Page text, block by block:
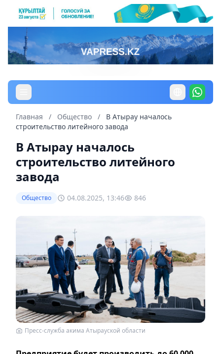
Главная / Общество /
В Атырау началось
строительство литейного завода
В Атырау началось
строительство литейного
завода
Общество 04.08.2025, 13:46 846
Пресс-служба акима Атырауской области